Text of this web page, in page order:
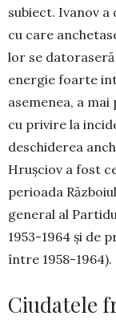
subiect. Ivanov
cu care
lor se
energie foarte
asemenea, a
cu privire la
deschiderea
Hruşciov a fost
perioada
general al
1953-1964 şi de
între 1958-1964).
Ciudatele